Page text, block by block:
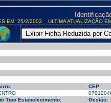
EM: 25/2/2003 ULTIMA ATUALIZAÇÃO
CEP:
Tipo Estabelecimento: Gestão: